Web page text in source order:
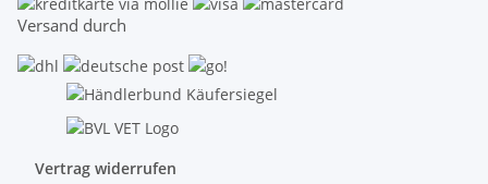
Versand durch
Vertrag widerrufen